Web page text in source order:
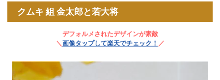
クムキ 組 金太郎と若大将
デフォルメされたデザインが素敵
＼画像タップして楽天でチェック！／